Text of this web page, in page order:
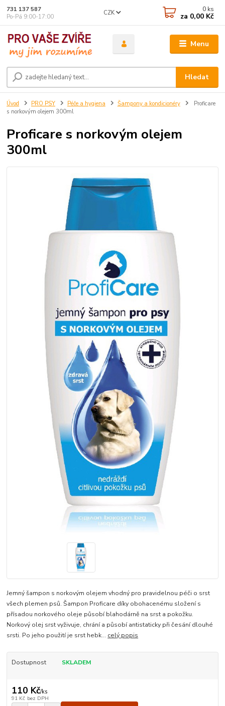
Menu
CZK
Hledat
731 137 587
Po-Pá 9:00-17:00
0 ks
za 0,00 Kč
Úvod PRO PSY Péče a hygiena Šampony a kondicionéry
Proficare
s norkovým olejem 300ml
Proficare s norkovým olejem
300ml
Jemný šampon s norkovým olejem vhodný pro pravidelnou péči o srst
všech plemen psů. Šampon Proficare díky obohacenému složení s
přísadou norkového oleje působí blahodárně na srst a pokožku.
Norkový olej srst vyživuje, chrání a působí antistaticky při česání dlouhé
srsti. Po jeho použití je srst hebk... celý popis
Dostupnost SKLADEM
110 Kč/ks
91 Kč bez DPH